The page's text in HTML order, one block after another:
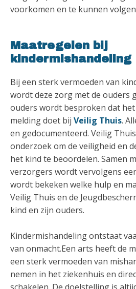
voorkomen en te kunnen
Maatregelen bij
kindermishandeling
Bij een sterk vermoeden van
wordt deze zorg met de ouders
ouders wordt besproken dat
melding doet bij Veilig Thuis.
en gedocumenteerd. Veilig
onderzoek om de veiligheid en
het kind te beoordelen. Samen
verzorgers wordt vervolgens
wordt bekeken welke hulp en
Veilig Thuis en de
kind en zijn ouders.
Kindermishandeling ontstaat
van onmacht.Een arts heeft de
een sterk vermoeden van
nemen in het ziekenhuis en